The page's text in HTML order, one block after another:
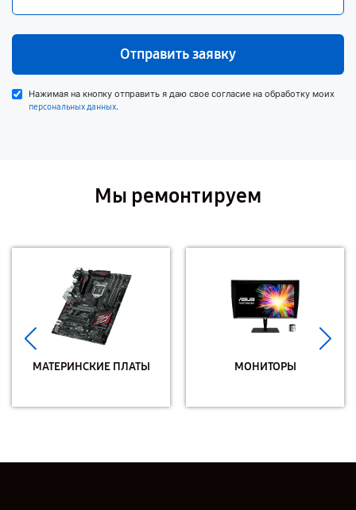
Отправить заявку
Нажимая на кнопку отправить я даю свое согласие на обработку моих
персональных данных.
Мы ремонтируем
МАТЕРИНСКИЕ ПЛАТЫ МОНИТОРЫ